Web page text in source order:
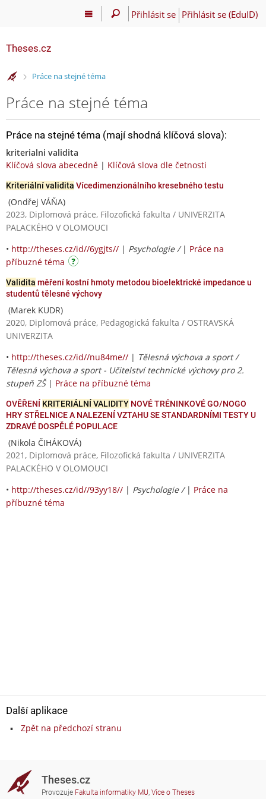
Přihlásit se Přihlásit se (EduID)
Theses.cz
>Práce na stejné téma
Práce na stejné téma
Práce na stejné téma (mají shodná klíčová slova):
kriterialni validita
Klíčová slova abecedně | Klíčová slova dle četnosti
Kriteriální validita Vícedimenzionálního kresebného testu
(Ondřej VÁŇA)
2023, Diplomová práce, Filozofická fakulta / UNIVERZITA
PALACKÉHO V OLOMOUCI
• http://theses.cz/id//6ygjts// | Psychologie / | Práce na
příbuzné téma
Validita měření kostní hmoty metodou bioelektrické impedance u
studentů tělesné výchovy
(Marek KUDR)
2020, Diplomová práce, Pedagogická fakulta / OSTRAVSKÁ
UNIVERZITA
• http://theses.cz/id//nu84me// | Tělesná výchova a sport /
Tělesná výchova a sport - Učitelství technické výchovy pro 2.
stupeň ZŠ| Práce na příbuzné téma
OVĚŘENÍ KRITERIÁLNÍ VALIDITY NOVÉ TRÉNINKOVÉ GO/NOGO
HRY STŘELNICE A NALEZENÍ VZTAHU SE STANDARDNÍMI TESTY U
ZDRAVÉ DOSPĚLÉ POPULACE
(Nikola ČIHÁKOVÁ)
2021, Diplomová práce, Filozofická fakulta / UNIVERZITA
PALACKÉHO V OLOMOUCI
• http://theses.cz/id//93yy18// | Psychologie / | Práce na
příbuzné téma
Další aplikace
Zpět na předchozí stranu
Theses.cz
Provozuje Fakulta informatiky MU, Více o Theses